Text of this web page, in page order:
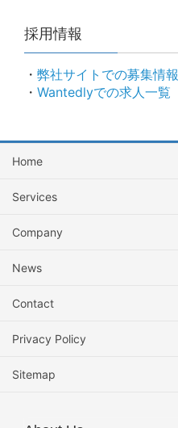
採用情報
・ 弊社サイトでの募集情報
・ Wantedlyでの求人一覧
Home
Services
Company
News
Contact
Privacy Policy
Sitemap